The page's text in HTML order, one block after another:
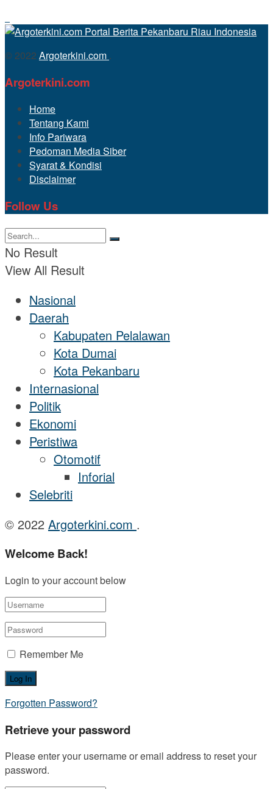
© 2022 Argoterkini.com .
Argoterkini.com
Home
Tentang Kami
Info Pariwara
Pedoman Media Siber
Syarat & Kondisi
Disclaimer
Follow Us
No Result
View All Result
Nasional
Daerah
Kabupaten Pelalawan
Kota Dumai
Kota Pekanbaru
Internasional
Politik
Ekonomi
Peristiwa
Otomotif
Inforial
Selebriti
© 2022 Argoterkini.com .
Welcome Back!
Login to your account below
Remember Me
Forgotten Password?
Retrieve your password
Please enter your username or email address to reset your
password.